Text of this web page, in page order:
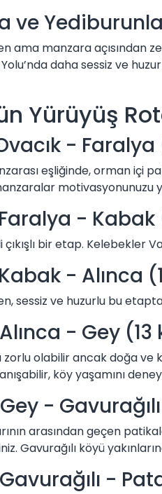
ve
ama manzara açısından
daha sessiz ve
Yürüyüş
-
eşliğinde, orman içi
motivasyonunuzu
-
çıkışlı bir etap. Kelebekler
- Alınca
sessiz ve huzurlu bu
- Gey (13
olabilir ancak doğa ve
köy yaşamını
-
arasından geçen
Gavurağılı köyü
-